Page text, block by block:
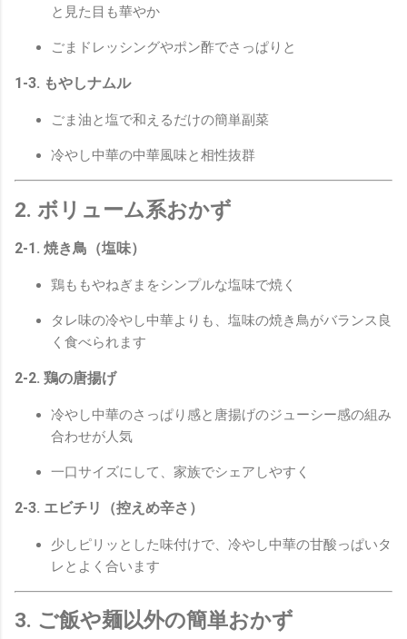
と見た目も華やか
ごまドレッシングやポン酢でさっぱりと
1-3. もやしナムル
ごま油と塩で和えるだけの簡単副菜
冷やし中華の中華風味と相性抜群
2. ボリューム系おかず
2-1. 焼き鳥（塩味）
鶏ももやねぎまをシンプルな塩味で焼く
タレ味の冷やし中華よりも、塩味の焼き鳥がバランス良
く食べられます
2-2. 鶏の唐揚げ
冷やし中華のさっぱり感と唐揚げのジューシー感の組み
合わせが人気
一口サイズにして、家族でシェアしやすく
2-3. エビチリ（控えめ辛さ）
少しピリッとした味付けで、冷やし中華の甘酸っぱいタ
レとよく合います
3. ご飯や麺以外の簡単おかず